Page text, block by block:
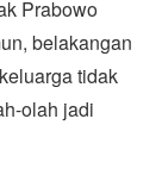
Prabowo
belakangan
tidak
olah jadi